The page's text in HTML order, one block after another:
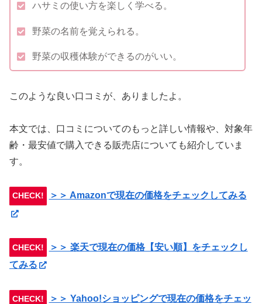
ハサミの使い方を楽しく学べる。
野菜の名前を覚えられる。
野菜の収穫体験ができるのがいい。
このような良い口コミが、ありましたよ。
本文では、口コミについてのもっと詳しい情報や、対象年
齢・最安値で購入できる販売店についても紹介していま
す。
CHECK! ＞＞ Amazonで現在の価格をチェックしてみる
CHECK!
＞＞ 楽天で現在の価格【安い順】をチェックし
てみる
CHECK!
＞＞ Yahoo!ショッピングで現在の価格をチェッ